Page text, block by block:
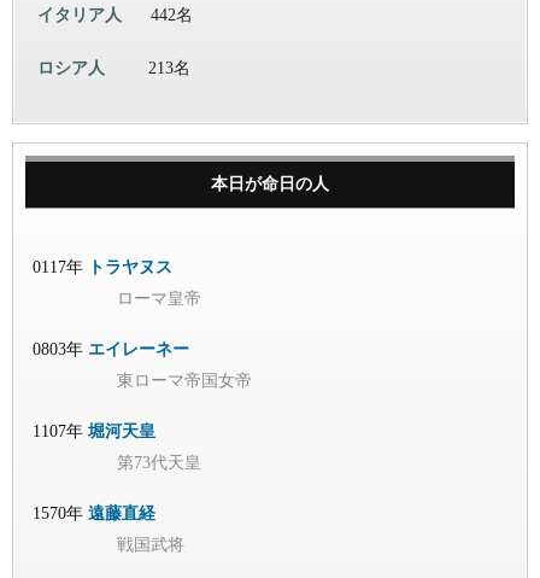
イタリア人 442名
ロシア人 213名
本日が命日の人
0117年
トラヤヌス
ローマ皇帝
0803年 エイレーネー
東ローマ帝国女帝
1107年 堀河天皇
第73代天皇
1570年 遠藤直経
戦国武将